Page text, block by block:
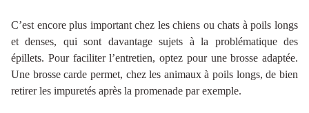
C’est encore plus important chez les chiens ou chats à poils longs
et denses, qui sont davantage sujets à la problématique des
épillets. Pour faciliter l’entretien, optez pour une brosse adaptée.
Une brosse carde permet, chez les animaux à poils longs, de bien
retirer les impuretés après la promenade par exemple.